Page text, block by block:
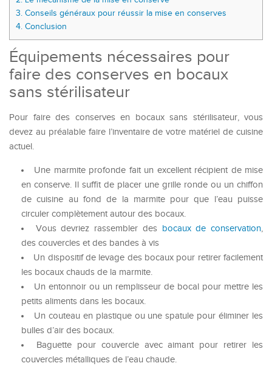
3. Conseils généraux pour réussir la mise en conserves
4. Conclusion
Équipements nécessaires pour
faire des conserves en bocaux
sans stérilisateur
Pour faire des conserves en bocaux sans stérilisateur, vous
devez au préalable faire l’inventaire de votre matériel de cuisine
actuel.
Une marmite profonde fait un excellent récipient de mise
en conserve. Il suffit de placer une grille ronde ou un chiffon
de cuisine au fond de la marmite pour que l’eau puisse
circuler complètement autour des bocaux.
Vous devriez rassembler des bocaux de conservation,
des couvercles et des bandes à vis
Un dispositif de levage des bocaux pour retirer facilement
les bocaux chauds de la marmite.
Un entonnoir ou un remplisseur de bocal pour mettre les
petits aliments dans les bocaux.
Un couteau en plastique ou une spatule pour éliminer les
bulles d’air des bocaux.
Baguette pour couvercle avec aimant pour retirer les
couvercles métalliques de l’eau chaude.